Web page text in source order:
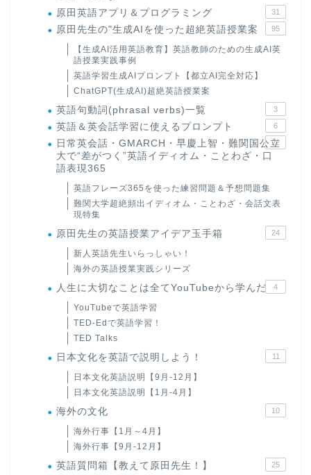
原田英語アプリ＆プログラミング 31
原田先生の"生成AIを使った超絶英語授業案 95
【生成AI活用英語教育】英語教師のための生成AI英
語授業実践事例
英語学習生成AIプロンプト【都立AI完全対応】
ChatGPT(生成AI)超絶英語授業案
英語句動詞(phrasal verbs)一覧 3
英語＆英会話学習に使えるプロンプト 6
日常英会話・GMARCH・早慶上智・難関国公立
大で“差がつく”英語イディオム・ことわざ・口
語表現365
22
英語フレーズ365を使った練習問題＆予想問題集
難関大学超絶頻出イディオム・ことわざ・会話文表
現特集
原田先生の英語授業アイデア玉手箱 24
新人英語先生いらっしゃい！
海外の英語授業実践シリーズ
人生に大切なことは全てYouTubeから学んだ 4
YouTubeで英語学習
TED-Edで英語学習！
TED Talks
日本文化を英語で説明しよう！ 11
日本文化英語説明【9月-12月】
日本文化英語説明【1月-4月】
海外の文化 10
海外行事【1月～4月】
海外行事【9月-12月】
英語質問箱【教えて原田先生！】 25